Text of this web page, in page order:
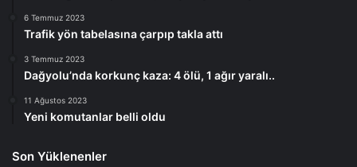
6 Temmuz 2023
Trafik yön tabelasına çarpıp takla attı
3 Temmuz 2023
Dağyolu’nda korkunç kaza: 4 ölü, 1 ağır yaralı..
11 Ağustos 2023
Yeni komutanlar belli oldu
Son Yüklenenler